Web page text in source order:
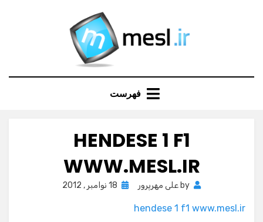
فهرست
HENDESE 1 F1
WWW.MESL.IR
by علی مهرپرور
Posted
18 نوامبر , 2012
hendese 1 f1 www.mesl.ir